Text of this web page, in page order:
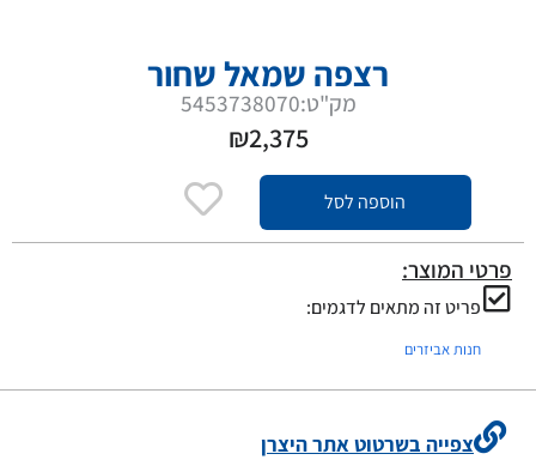
רצפה שמאל שחור
מק"ט:5453738070
₪2,375
הוספה לסל
פרטי המוצר:
פריט זה מתאים לדגמים:
חנות אביזרים
צפייה בשרטוט אתר היצרן